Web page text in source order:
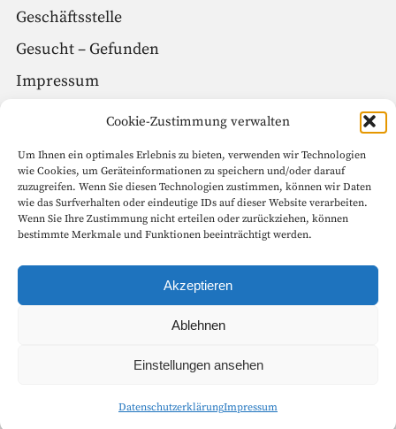
Cookie-Zustimmung verwalten
Um Ihnen ein optimales Erlebnis zu bieten, verwenden wir Technologien
wie Cookies, um Geräteinformationen zu speichern und/oder darauf
zuzugreifen. Wenn Sie diesen Technologien zustimmen, können wir Daten
wie das Surfverhalten oder eindeutige IDs auf dieser Website verarbeiten.
Wenn Sie Ihre Zustimmung nicht erteilen oder zurückziehen, können
bestimmte Merkmale und Funktionen beeinträchtigt werden.
Akzeptieren
Ablehnen
Einstellungen ansehen
DatenschutzerklärungImpressum
Geschäftsstelle
Gesucht – Gefunden
Impressum
Social Media
Facebook
Instagram
Seitenanfang
Rechte vorbehalten.